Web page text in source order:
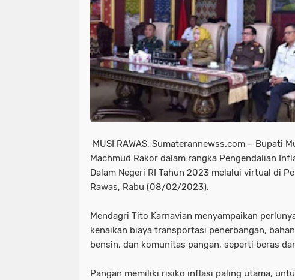
MUSI RAWAS, Sumaterannewss.com – Bupati
Machmud Rakor dalam rangka Pengendalian
Dalam Negeri RI Tahun 2023 melalui virtual di
Rawas, Rabu (08/02/2023).
Mendagri Tito Karnavian menyampaikan
kenaikan biaya transportasi penerbangan,
bensin, dan komunitas pangan, seperti beras
Pangan memiliki risiko inflasi paling utama,